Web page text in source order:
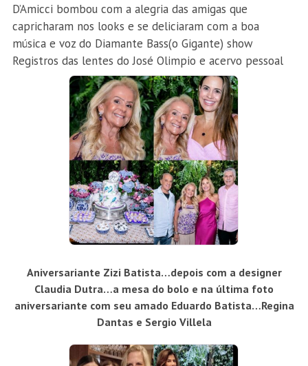
D’Amicci bombou com a alegria das amigas que
capricharam nos looks e se deliciaram com a boa
música e voz do Diamante Bass(o Gigante) show
Registros das lentes do José Olimpio e acervo pessoal
Aniversariante Zizi Batista…depois com a designer
Claudia Dutra…a mesa do bolo e na última foto
aniversariante com seu amado Eduardo Batista…Regina
Dantas e Sergio Villela